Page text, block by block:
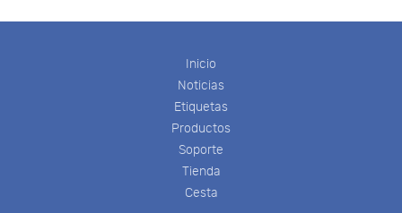
Inicio
Noticias
Etiquetas
Productos
Soporte
Tienda
Cesta